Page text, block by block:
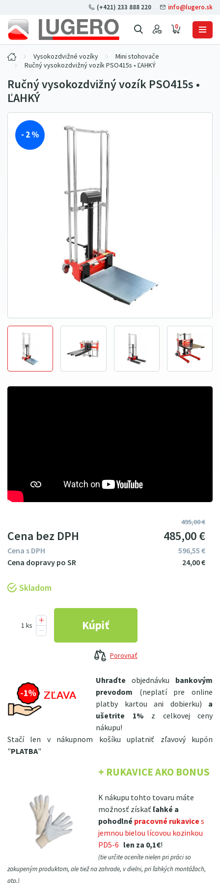
0
(+421) 233 888 220 info@lugero.sk
Vysokozdvižné vozíky
Mini stohovače
Ručný vysokozdvižný vozík PSO415s • ĽAHKÝ
- 2 %
Ručný vysokozdvižný vozík PSO415s •
ĽAHKÝ
Uhraďte objednávku bankovým
prevodom (neplatí pre online
platby kartou ani dobierku) a
ušetrite 1% z celkovej ceny
nákupu!
Stačí len v nákupnom košíku uplatniť zľavový kupón
"PLATBA"
+ RUKAVICE AKO BONUS
K nákupu tohto tovaru máte
možnosť získaťľahké a
pohodlné pracovné rukavices
jemnou bielou lícovou kozinkou
PD5-6 len za 0,1€!
(tie určite oceníte nielen pri práci so
zakupeným produktom, ale tiež na zahrade, v dielni, pri ľahkých montážach,
atp.)
Skladom
495 00€
Cena bez DPH 485 00€
Cena s DPH 59655€
24 00€
Porovnať